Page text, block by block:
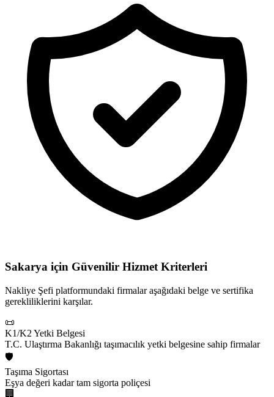
Sakarya için Güvenilir Hizmet Kriterleri
Nakliye Şefi platformundaki firmalar aşağıdaki belge ve sertifika
gerekliliklerini karşılar.
📜
K1/K2 Yetki Belgesi
T.C. Ulaştırma Bakanlığı taşımacılık yetki belgesine sahip firmalar
🛡️
Taşıma Sigortası
Eşya değeri kadar tam sigorta poliçesi
🏢